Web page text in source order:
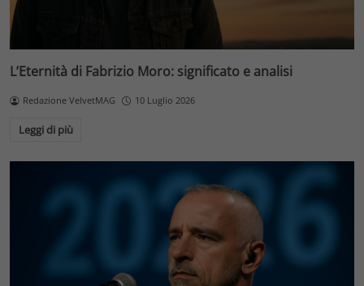
L’Eternità di Fabrizio Moro: significato e analisi
Redazione VelvetMAG 10 Luglio 2026
Leggi di più